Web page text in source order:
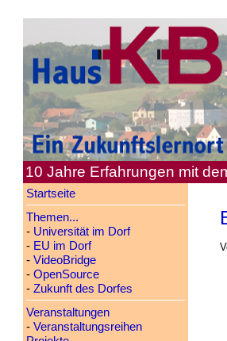
10 Jahre Erfahrungen mit
Startseite
Themen...
- Universität im Dorf
- EU im Dorf
- VideoBridge
- OpenSource
- Zukunft des Dorfes
Veranstaltungen
- Veranstaltungsreihen